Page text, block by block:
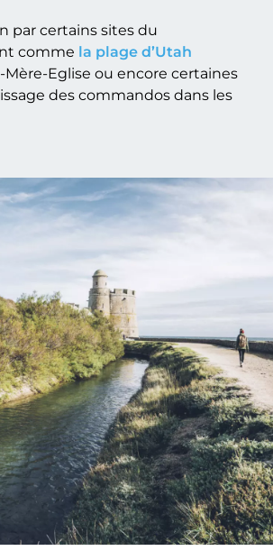
par certains sites du
comme la plage d’Utah
Mère-Eglise ou encore certaines
des commandos dans les